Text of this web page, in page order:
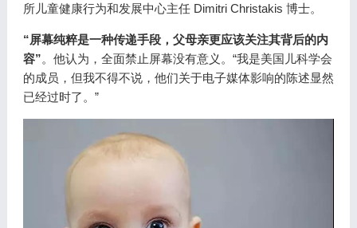
所儿童健康行为和发展中心主任 Dimitri Christakis 博士。
“屏幕纯粹是一种传递手段，父母亲更应该关注其背后的内
容”。他认为，全面禁止屏幕没有意义。“我是美国儿科学会
的成员，但我不得不说，他们关于电子媒体影响的陈述显然
已经过时了。”